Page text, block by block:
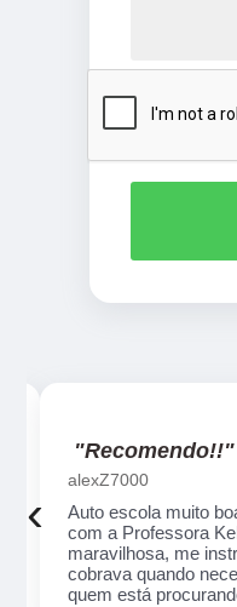
"Recomendo!!"
alexZ7000
Auto escola muito
com a Professora
maravilhosa, me
cobrava quando
quem está
‹